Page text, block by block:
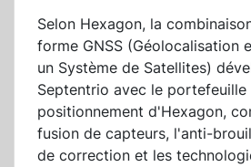
Selon Hexagon, la
forme GNSS (Géolocalisation
un Système de Satellites)
Septentrio avec le
positionnement d'Hexagon,
fusion de capteurs, l'anti-
de correction et les